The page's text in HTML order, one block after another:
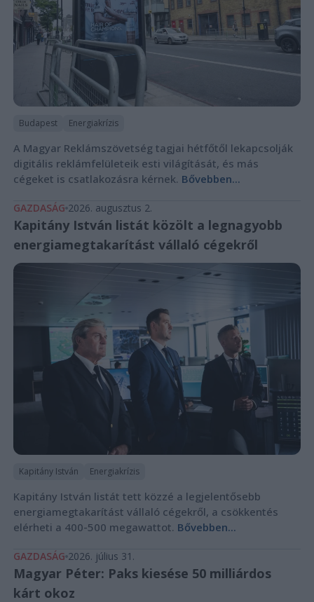
Budapest Energiakrízis
A Magyar Reklámszövetség tagjai hétfőtől lekapcsolják
digitális reklámfelületeik esti világítását, és más
cégeket is csatlakozásra kérnek. Bővebben...
GAZDASÁG 2026. augusztus 2.
Kapitány István listát közölt a legnagyobb
energiamegtakarítást vállaló cégekről
Kapitány István Energiakrízis
Kapitány István listát tett közzé a legjelentősebb
energiamegtakarítást vállaló cégekről, a csökkentés
elérheti a 400-500 megawattot. Bővebben...
GAZDASÁG 2026. július 31.
Magyar Péter: Paks kiesése 50 milliárdos
kárt okoz